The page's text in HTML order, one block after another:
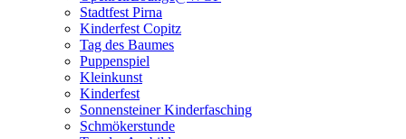
Stadtfest Pirna
Kinderfest Copitz
Tag des Baumes
Puppenspiel
Kleinkunst
Kinderfest
Sonnensteiner Kinderfasching
Schmökerstunde